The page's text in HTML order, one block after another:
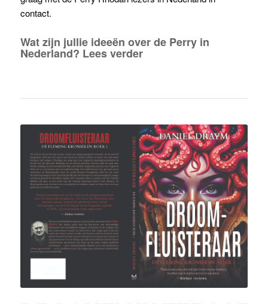
graag met de Perry Rhodan lezers in Nederland in
Wat zijn jullie ideeën over de Perry in
Nederland? Lees verder